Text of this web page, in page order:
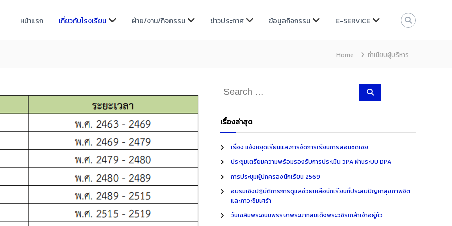
หน้าแรก เกี่ยวกับโรงเรียน ฝ่าย/งาน/กิจกรรม ข่าวประกาศ ข้อมูลกิจกรรม E-SERVICE
Home ทำเนียบผู้บริหาร
S
e
a
r
c
h
f
o
:
S
เรื่องล่าสุด
เรื่อง แจ้งหยุดเรียนและการจัดการเรียนการสอนชดเชย
ประชุมเตรียมความพร้อมรองรับการประเมิน วPA ผ่านระบบ DPA
การประชุมผู้ปกครองนักเรียน 2569
อบรมเชิงปฏิบัติการการดูแลช่วยเหลือนักเรียนที่ประสบปัญหาสุขภาพจิต
และภาวะซึมเศร้า
วันเฉลิมพระชนมพรรษาพระบาทสมเด็จพระวชิรเกล้าเจ้าอยู่หัว